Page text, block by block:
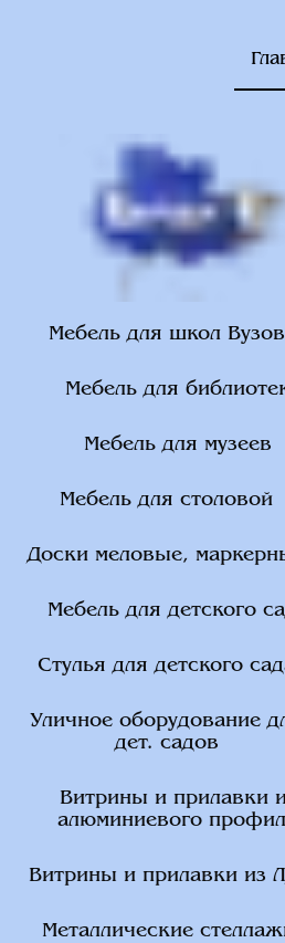
Мебель для школ Вузов
Мебель для
Мебель для музеев
Мебель для столовой
Доски меловые,
Мебель для детского
Стулья для детского
Уличное оборудование
дет. садов
Витрины и прилавки
алюминиевого
Витрины и прилавки из
Металлические